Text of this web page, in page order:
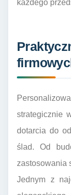
każdego
strategicznie
dotarcia do
ślad. Od
zastosowania
Jednym z